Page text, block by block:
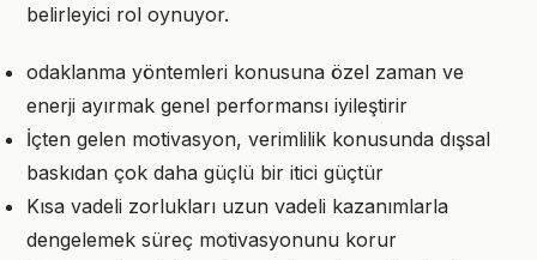
belirleyici rol oynuyor.
odaklanma yöntemleri konusuna özel zaman ve
enerji ayırmak genel performansı iyileştirir
İçten gelen motivasyon, verimlilik konusunda dışsal
baskıdan çok daha güçlü bir itici güçtür
Kısa vadeli zorlukları uzun vadeli kazanımlarla
dengelemek süreç motivasyonunu korur